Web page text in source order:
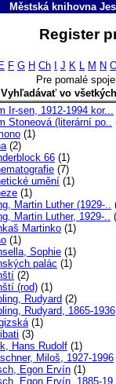
Městská knihovna
Register
E F G H Ch J K L M N
Pre pomalé
Vyhľadávať vo
Ir-sen, 1912-1994 kor...
Stoneová (literární po..
(1)
(2)
66 (1)
(7)
umění (1)
(1)
Martin Luther (1929-..
Martin Luther, 1929-..
Martinko (1)
(1)
Sophie (1)
palác (1)
(2)
(rod) (1)
Rudyard (2)
Rudyard, 1865-1936
(1)
(3)
Hans Rudolf (1)
Miloš, 1927-1996
Egon Ervín (1)
Egon Ervín, 1885-